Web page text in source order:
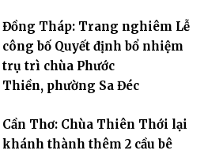
Đồng Tháp: Trang nghiêm Lễ
công bố Quyết định bổ nhiệm
trụ trì chùa Phước
Thiền, phường Sa Đéc
Cần Thơ: Chùa Thiên Thới lại
khánh thành thêm 2 cầu bê